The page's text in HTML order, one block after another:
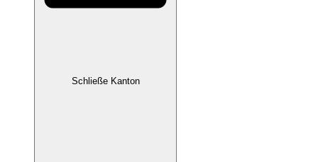
Schließe Kanton